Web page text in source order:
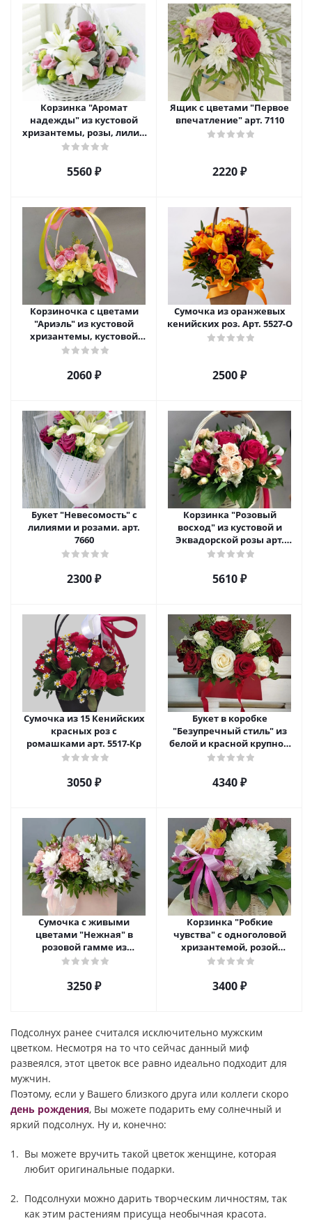
Корзинка "Аромат
надежды" из кустовой
хризантемы, розы, лилий
и эустомы. арт. 7751
5560 ₽
Ящик с цветами "Первое
впечатление" арт. 7110
2220 ₽
Корзиночка с цветами
"Ариэль" из кустовой
хризантемы, кустовой
розы и альстромерии арт.
2060 ₽
Сумочка из оранжевых
кенийских роз. Арт. 5527-О
2500 ₽
Букет "Невесомость" с
лилиями и розами. арт.
7660
2300 ₽
Корзинка "Розовый
восход" из кустовой и
Эквадорской розы арт.
5520
5610 ₽
Сумочка из 15 Кенийских
красных роз с
ромашками арт. 5517-Кр
3050 ₽
Букет в коробке
"Безупречный стиль" из
белой и красной крупной
розы Эквадор. арт. 5515
4340 ₽
Сумочка с живыми
цветами "Нежная" в
розовой гамме из
кустовой хризантемы,
3250 ₽
Корзинка "Робкие
чувства" с одноголовой
хризантемой, розой
Эквадор и альстромерией
3400 ₽
Подсолнух ранее считался исключительно мужским
цветком. Несмотря на то что сейчас данный миф
развеялся, этот цветок все равно идеально подходит для
мужчин.
Поэтому, если у Вашего близкого друга или коллеги скоро
день рождения, Вы можете подарить ему солнечный и
яркий подсолнух. Ну и, конечно:
Вы можете вручить такой цветок женщине, которая
любит оригинальные подарки.
Подсолнухи можно дарить творческим личностям, так
как этим растениям присуща необычная красота.